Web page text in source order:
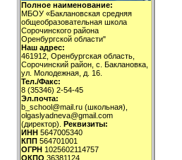
Полное наименование:
МБОУ «Баклановская средняя
общеобразовательная школа
Сорочинского района
Оренбургской области"
Наш адрес:
461912, Оренбургская область,
Сорочинский район, с. Баклановка,
ул. Молодежная, д. 16.
Тел./Факс:
8 (35346) 2-54-45
Эл.почта:
b_school@mail.ru (школьная),
olgaslyadneva@gmail.com
(директор). Реквизиты:
ИНН 5647005340
КПП 564701001
ОГРН 1025602114757
ОКПО 36381124